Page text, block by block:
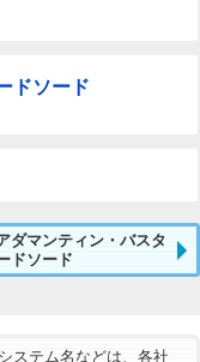
ドソード
ダマンティン・バスタ
ドソード
ステム名などは、各社